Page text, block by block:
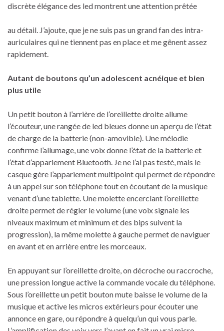
discrète élégance des led montrent une attention prêtée
au détail. J’ajoute, que je ne suis pas un grand fan des intra-
auriculaires qui ne tiennent pas en place et me gênent assez
rapidement.
Autant de boutons qu’un adolescent acnéique et bien
plus utile
Un petit bouton à l’arrière de l’oreillette droite allume
l’écouteur, une rangée de led bleues donne un aperçu de l’état
de charge de la batterie (non-amovible). Une mélodie
confirme l’allumage, une voix donne l’état de la batterie et
l’état d’appariement Bluetooth. Je ne l’ai pas testé, mais le
casque gère l’appariement multipoint qui permet de répondre
à un appel sur son téléphone tout en écoutant de la musique
venant d’une tablette. Une molette encerclant l’oreillette
droite permet de régler le volume (une voix signale les
niveaux maximum et minimum et des bips suivent la
progression), la même molette à gauche permet de naviguer
en avant et en arrière entre les morceaux.
En appuyant sur l’oreillette droite, on décroche ou raccroche,
une pression longue active la commande vocale du téléphone.
Sous l’oreillette un petit bouton mute baisse le volume de la
musique et active les micros extérieurs pour écouter une
annonce en gare, ou répondre à quelqu’un qui vous parle.